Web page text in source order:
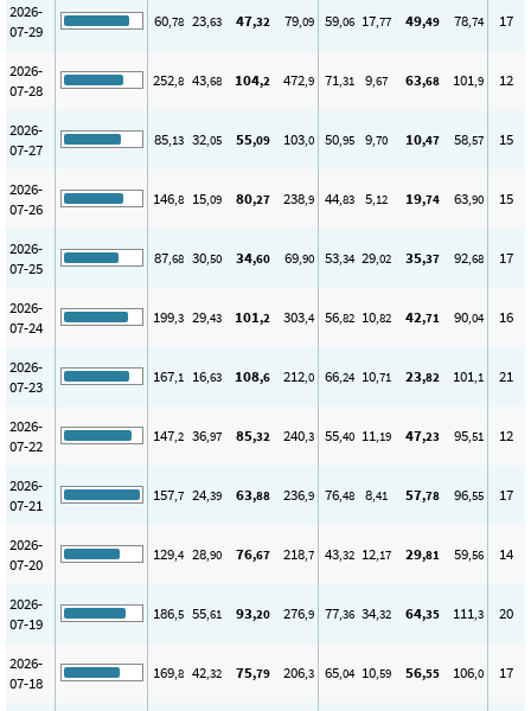
2026-
07-29
60,78 23,63 47,32 79,09 59,06 17,77 49,49 78,74 17
2026-
07-28
252,8 43,68 104,2 472,9 71,31 9,67 63,68 101,9 12
2026-
07-27
85,13 32,05 55,09 103,0 50,95 9,70 10,47 58,57 15
2026-
07-26
146,8 15,09 80,27 238,9 44,83 5,12 19,74 63,90 15
2026-
07-25
87,68 30,50 34,60 69,90 53,34 29,02 35,37 92,68 17
2026-
07-24
199,3 29,43 101,2 303,4 56,82 10,82 42,71 90,04 16
2026-
07-23
167,1 16,63 108,6 212,0 66,24 10,71 23,82 101,1 21
2026-
07-22
147,2 36,97 85,32 240,3 55,40 11,19 47,23 95,51 12
2026-
07-21
157,7 24,39 63,88 236,9 76,48 8,41 57,78 96,55 17
2026-
07-20
129,4 28,90 76,67 218,7 43,32 12,17 29,81 59,56 14
2026-
07-19
186,5 55,61 93,20 276,9 77,36 34,32 64,35 111,3 20
2026-
07-18
169,8 42,32 75,79 206,3 65,04 10,59 56,55 106,0 17